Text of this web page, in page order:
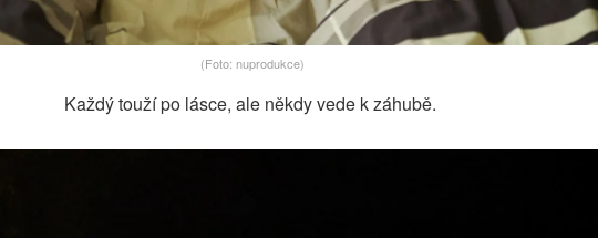
(Foto: nuprodukce)
Každý touží po lásce, ale někdy vede k záhubě.